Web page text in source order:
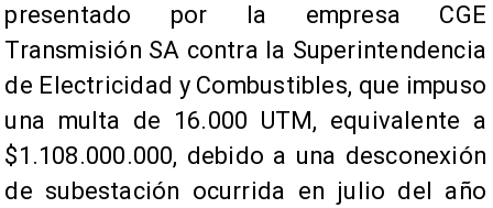
presentado por la empresa CGE
Transmisión SA contra la Superintendencia
de Electricidad y Combustibles, que impuso
una multa de 16.000 UTM, equivalente a
$1.108.000.000, debido a una desconexión
de subestación ocurrida en julio del año